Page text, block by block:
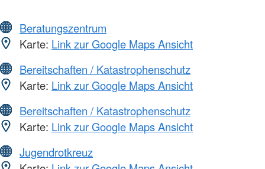
Beratungszentrum
Karte: Link zur Google Maps Ansicht
Bereitschaften / Katastrophenschutz
Karte: Link zur Google Maps Ansicht
Bereitschaften / Katastrophenschutz
Karte: Link zur Google Maps Ansicht
Jugendrotkreuz